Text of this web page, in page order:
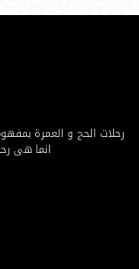
رحلات الحج و العمرة
انما هى